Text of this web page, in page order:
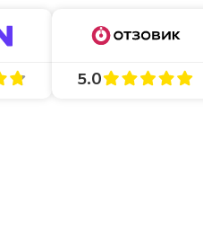
5.0